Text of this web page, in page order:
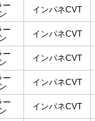
ー
インパネCVT
ー
インパネCVT
ー
インパネCVT
ー
インパネCVT
ー
インパネCVT